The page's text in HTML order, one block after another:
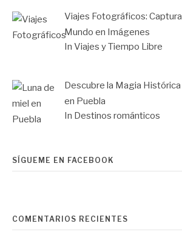
Viajes Fotográficos:
Mundo en Imágenes
In Viajes y Tiempo Libre
Descubre la Magia
en Puebla
In Destinos románticos
SÍGUEME EN FACEBOOK
COMENTARIOS RECIENTES